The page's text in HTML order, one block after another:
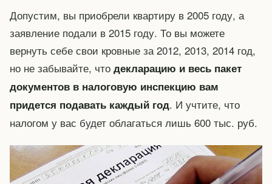
Допустим, вы приобрели квартиру в 2005 году, а
заявление подали в 2015 году. То вы можете
вернуть себе свои кровные за 2012, 2013, 2014 год,
но не забывайте, что декларацию и весь пакет
документов в налоговую инспекцию вам
придется подавать каждый год. И учтите, что
налогом у вас будет облагаться лишь 600 тыс. руб.